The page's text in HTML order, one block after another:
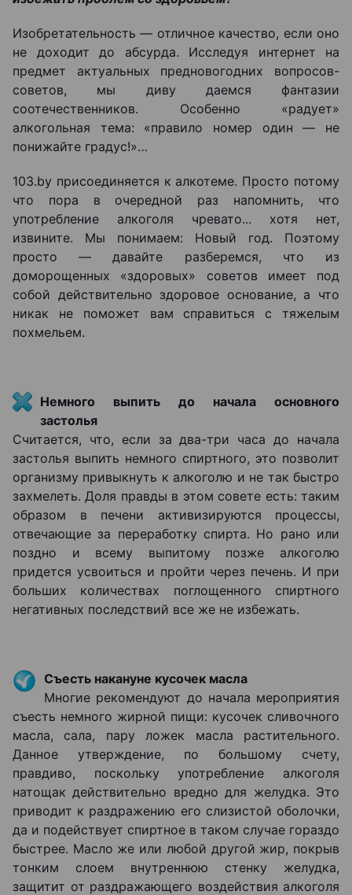
Изобретательность — отличное качество, если оно
не доходит до абсурда. Исследуя интернет на
предмет актуальных предновогодних вопросов-
советов, мы диву даемся фантазии
соотечественников. Особенно «радует»
алкогольная тема: «правило номер один — не
понижайте градус!»…
103.by присоединяется к алкотеме. Просто потому
что пора в очередной раз напомнить, что
употребление алкоголя чревато... хотя нет,
извините. Мы понимаем: Новый год. Поэтому
просто — давайте разберемся, что из
доморощенных «здоровых» советов имеет под
собой действительно здоровое основание, а что
никак не поможет вам справиться с тяжелым
похмельем.
Немного выпить до начала основного
застолья
Считается, что, если за два-три часа до начала
застолья выпить немного спиртного, это позволит
организму привыкнуть к алкоголю и не так быстро
захмелеть. Доля правды в этом совете есть: таким
образом в печени активизируются процессы,
отвечающие за переработку спирта. Но рано или
поздно и всему выпитому позже алкоголю
придется усвоиться и пройти через печень. И при
больших количествах поглощенного спиртного
негативных последствий все же не избежать.
Съесть накануне кусочек масла
Многие рекомендуют до начала мероприятия
съесть немного жирной пищи: кусочек сливочного
масла, сала, пару ложек масла растительного.
Данное утверждение, по большому счету,
правдиво, поскольку употребление алкоголя
натощак действительно вредно для желудка. Это
приводит к раздражению его слизистой оболочки,
да и подействует спиртное в таком случае гораздо
быстрее. Масло же или любой другой жир, покрыв
тонким слоем внутреннюю стенку желудка,
защитит от раздражающего воздействия алкоголя